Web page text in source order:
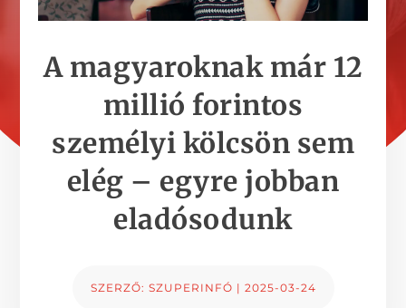
A magyaroknak már 12
millió forintos
személyi kölcsön sem
elég – egyre jobban
eladósodunk
SZERZŐ: SZUPERINFÓ | 2025-03-24